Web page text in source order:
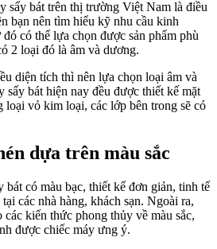
sấy bát trên thị trường Việt Nam là điều
bạn nên tìm hiểu kỹ nhu cầu kinh
có thể lựa chọn được sản phẩm phù
2 loại đó là âm và dương.
diện tích thì nên lựa chọn loại âm và
sấy bát hiện nay đều được thiết kế mặt
loại vỏ kim loại, các lớp bên trong sẽ có
dựa trên màu sắc
bát có màu bạc, thiết kế đơn giản, tinh tế
các nhà hàng, khách sạn. Ngoài ra,
các kiến thức phong thủy về màu sắc,
được chiếc máy ưng ý.